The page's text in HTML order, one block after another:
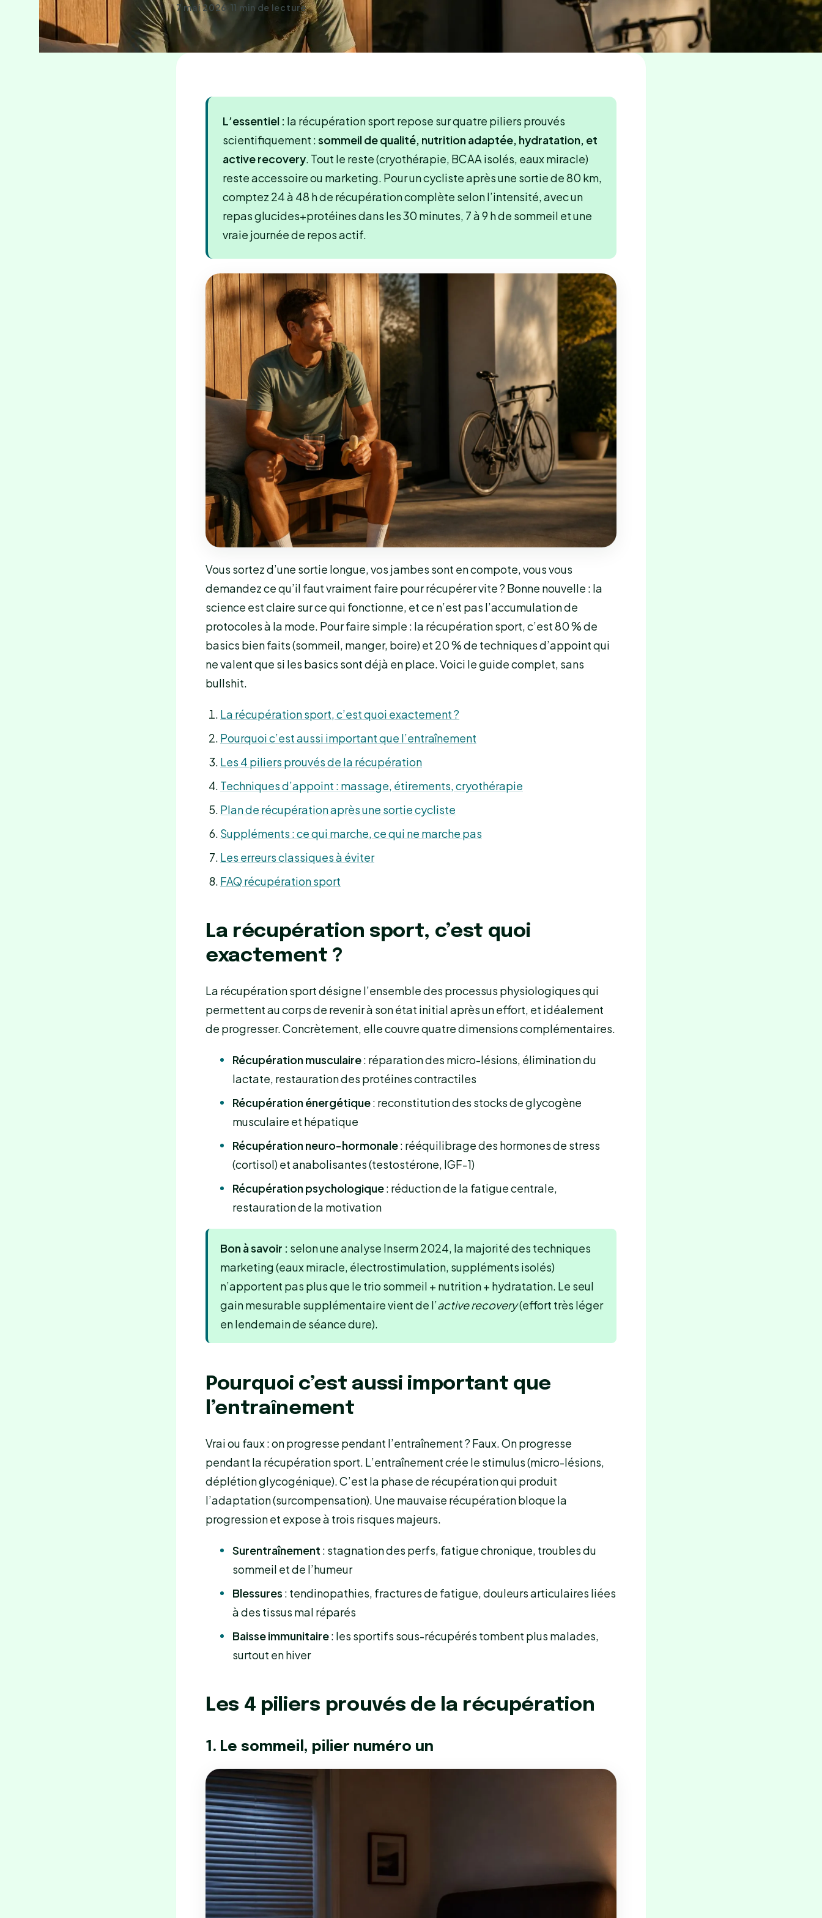
7 mai 2026·11 min de lecture
L’essentiel : la récupération sport repose sur quatre piliers prouvés
scientifiquement :sommeil de qualité, nutrition adaptée, hydratation, et
active recovery. Tout le reste (cryothérapie, BCAA isolés, eaux miracle)
reste accessoire ou marketing. Pour un cycliste après une sortie de 80 km,
comptez 24 à 48 h de récupération complète selon l’intensité, avec un
repas glucides+protéines dans les 30 minutes, 7 à 9 h de sommeil et une
vraie journée de repos actif.
Vous sortez d’une sortie longue, vos jambes sont en compote, vous vous
demandez ce qu’il faut vraiment faire pour récupérer vite ? Bonne nouvelle : la
science est claire sur ce qui fonctionne, et ce n’est pas l’accumulation de
protocoles à la mode. Pour faire simple : la récupération sport, c’est 80 % de
basics bien faits (sommeil, manger, boire) et 20 % de techniques d’appoint qui
ne valent que si les basics sont déjà en place. Voici le guide complet, sans
bullshit.
La récupération sport, c’est quoi exactement ?
Pourquoi c’est aussi important que l’entraînement
Les 4 piliers prouvés de la récupération
Techniques d’appoint : massage, étirements, cryothérapie
Plan de récupération après une sortie cycliste
Suppléments : ce qui marche, ce qui ne marche pas
Les erreurs classiques à éviter
FAQ récupération sport
La récupération sport, c’est quoi
exactement ?
La récupération sport désigne l’ensemble des processus physiologiques qui
permettent au corps de revenir à son état initial après un effort, et idéalement
de progresser. Concrètement, elle couvre quatre dimensions complémentaires.
Récupération musculaire: réparation des micro-lésions, élimination du
lactate, restauration des protéines contractiles
Récupération énergétique: reconstitution des stocks de glycogène
musculaire et hépatique
Récupération neuro-hormonale: rééquilibrage des hormones de stress
(cortisol) et anabolisantes (testostérone, IGF-1)
Récupération psychologique: réduction de la fatigue centrale,
restauration de la motivation
Bon à savoir : selon une analyse Inserm 2024, la majorité des techniques
marketing (eaux miracle, électrostimulation, suppléments isolés)
n’apportent pas plus que le trio sommeil + nutrition + hydratation. Le seul
gain mesurable supplémentaire vient de l’active recovery(effort très léger
en lendemain de séance dure).
Pourquoi c’est aussi important que
l’entraînement
Vrai ou faux : on progresse pendant l’entraînement ? Faux. On progresse
pendant la récupération sport. L’entraînement crée le stimulus (micro-lésions,
déplétion glycogénique). C’est la phase de récupération qui produit
l’adaptation (surcompensation). Une mauvaise récupération bloque la
progression et expose à trois risques majeurs.
Surentraînement : stagnation des perfs, fatigue chronique, troubles du
sommeil et de l’humeur
Blessures : tendinopathies, fractures de fatigue, douleurs articulaires liées
à des tissus mal réparés
Baisse immunitaire: les sportifs sous-récupérés tombent plus malades,
surtout en hiver
Les 4 piliers prouvés de la récupération
1. Le sommeil, pilier numéro un